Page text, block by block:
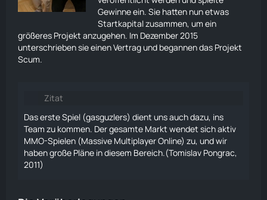
Gewinne ein. Sie hatten nun etwas
Startkapital zusammen, um ein
größeres Projekt anzugehen. Im Dezember 2015
unterschrieben sie einen Vertrag und begannen das Projekt
Scum.
Zitat
Das erste Spiel (gasguzlers) dient uns auch dazu, ins
Team zu kommen. Der gesamte Markt wendet sich aktiv
MMO-Spielen (Massive Multiplayer Online) zu, und wir
haben große Pläne in diesem Bereich.(Tomislav Pongrac,
2011)